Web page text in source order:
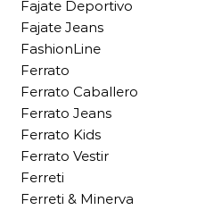
Fajate Deportivo
Fajate Jeans
FashionLine
Ferrato
Ferrato Caballero
Ferrato Jeans
Ferrato Kids
Ferrato Vestir
Ferreti
Ferreti & Minerva